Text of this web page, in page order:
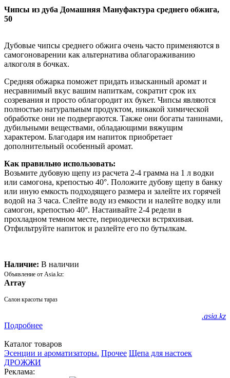
Чипсы из дуба Домашняя Мануфактура среднего обжига,
50
Дубовые чипсы среднего обжига очень часто применяются в
самогоноварении как альтернатива облагораживанию
алкоголя в бочках.
Средняя обжарка поможет придать изысканный аромат и
несравнимый вкус вашим напиткам, сократит срок их
созревания и просто облагородит их букет. Чипсы являются
полностью натуральным продуктом, никакой химической
обработке они не подвергаются. Также они богаты танинами,
дубильными веществами, обладающими вяжущим
характером. Благодаря им напиток приобретает
дополнительный особенный аромат.
Как правильно использовать:
Возьмите дубовую щепу из расчета 2-4 грамма на 1 л водки
или самогона, крепостью 40°. Положите дубову щепу в банку
или иную емкость подходящего размера и залейте их горячей
водой на 3 часа. Слейте воду из емкости и налейте водку или
самогон, крепостью 40°. Настаивайте 2-4 редели в
прохладном темном месте, периодически встряхивая.
Отфильтруйте напиток и разлейте его по бутылкам.
Наличие: В наличии
Объявление от Asia.kz:
Array
Салон красоты тараз
.asia.kz
Подробнее
Каталог товаров
Эсенции и ароматизаторы. Прочее Щепа для настоек
ДРОЖЖИ
Реклама: